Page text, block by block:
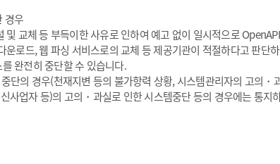
경우
교체 등 부득이한 사유로 인하여 예고 없이 일시적으로
로드, 웹 파싱 서비스로의 교체 등 제공기관이 적절하다고 판단
완전히 중단할 수 있습니다.
단의 경우(천재지변 등의 불가항력 상황, 시스템관리자의 고의・
사업자 등)의 고의・과실로 인한 시스템중단 등의 경우에는 통지